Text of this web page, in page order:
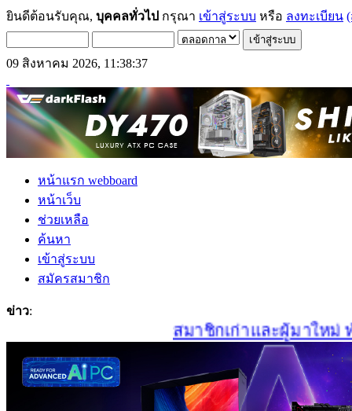
ยินดีต้อนรับคุณ, บุคคลทั่วไป กรุณา เข้าสู่ระบบ หรือ ลงทะเบียน
09 สิงหาคม 2026, 11:38:37
หน้าแรก webboard
หน้าเว็บ
ช่วยเหลือ
ค้นหา
เข้าสู่ระบบ
สมัครสมาชิก
ข่าว:
สมาชิกเก่าและผู้มาใหม่ ท